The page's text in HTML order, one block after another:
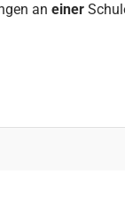
an einer